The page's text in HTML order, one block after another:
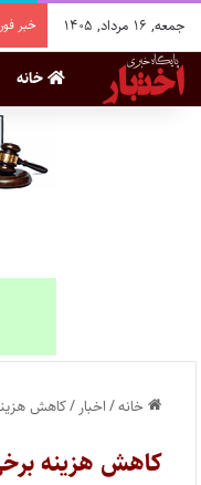
جمعه, ۱۶ مرداد, ۱۴۰۵ خبر
خانه
خانه/اخبار /کاهش
کاهش هزینه